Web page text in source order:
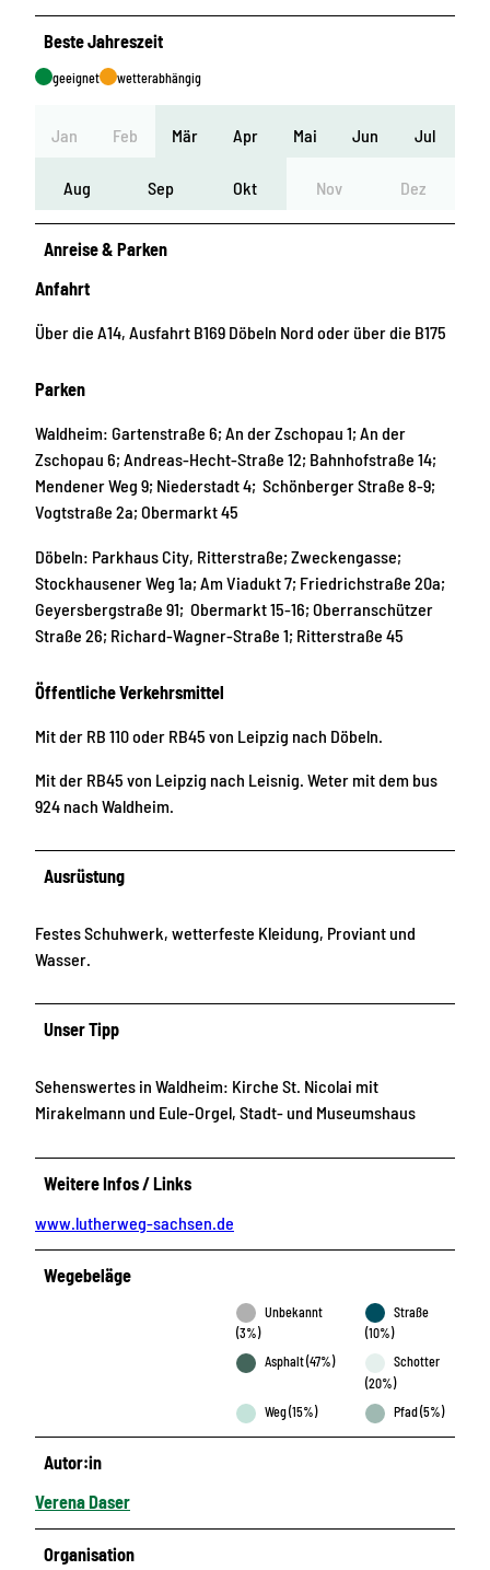
Beste Jahreszeit
geeignet wetterabhängig
Jan Feb Mär Apr Mai Jun Jul
Aug Sep Okt Nov Dez
Anreise & Parken
Anfahrt
Über die A14, Ausfahrt B169 Döbeln Nord oder über die B175
Parken
Waldheim: Gartenstraße 6; An der Zschopau 1; An der
Zschopau 6; Andreas-Hecht-Straße 12; Bahnhofstraße 14;
Mendener Weg 9; Niederstadt 4; Schönberger Straße 8-9;
Vogtstraße 2a; Obermarkt 45
Döbeln: Parkhaus City, Ritterstraße; Zweckengasse;
Stockhausener Weg 1a; Am Viadukt 7; Friedrichstraße 20a;
Geyersbergstraße 91; Obermarkt 15-16; Oberranschützer
Straße 26; Richard-Wagner-Straße 1; Ritterstraße 45
Öffentliche Verkehrsmittel
Mit der RB 110 oder RB45 von Leipzig nach Döbeln.
Mit der RB45 von Leipzig nach Leisnig. Weter mit dem bus
924 nach Waldheim.
Ausrüstung
Festes Schuhwerk, wetterfeste Kleidung, Proviant und
Wasser.
Unser Tipp
Sehenswertes in Waldheim: Kirche St. Nicolai mit
Mirakelmann und Eule-Orgel, Stadt- und Museumshaus
Weitere Infos / Links
www.lutherweg-sachsen.de
Wegebeläge
Unbekannt
(3%)
Straße
(10%)
Asphalt (47%)
Schotter
(20%)
Weg (15%)
Pfad (5%)
Autor:in
Verena Daser
Organisation